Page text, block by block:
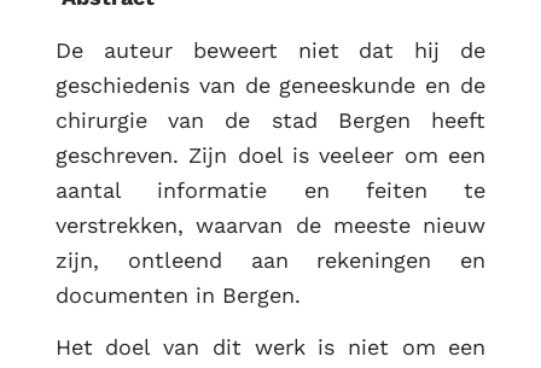
De auteur beweert niet dat hij de
geschiedenis van de geneeskunde en de
chirurgie van de stad Bergen heeft
geschreven. Zijn doel is veeleer om een
aantal informatie en feiten te
verstrekken, waarvan de meeste nieuw
zijn, ontleend aan rekeningen en
documenten in Bergen.
Het doel van dit werk is niet om een